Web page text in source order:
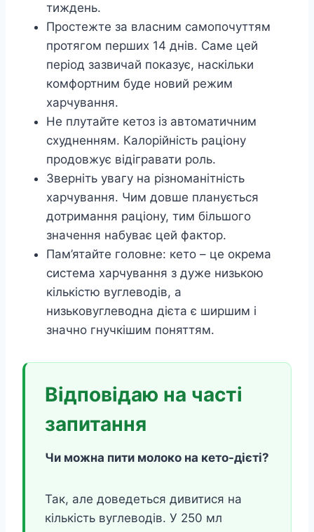
тиждень.
Простежте за власним самопочуттям
протягом перших 14 днів. Саме цей
період зазвичай показує, наскільки
комфортним буде новий режим
харчування.
Не плутайте кетоз із автоматичним
схудненням. Калорійність раціону
продовжує відігравати роль.
Зверніть увагу на різноманітність
харчування. Чим довше планується
дотримання раціону, тим більшого
значення набуває цей фактор.
Пам’ятайте головне: кето – це окрема
система харчування з дуже низькою
кількістю вуглеводів, а
низьковуглеводна дієта є ширшим і
значно гнучкішим поняттям.
Відповідаю на часті
запитання
Чи можна пити молоко на кето-дієті?
Так, але доведеться дивитися на
кількість вуглеводів. У 250 мл